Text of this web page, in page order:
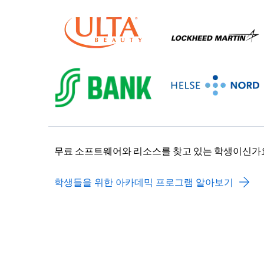
무료 소프트웨어와 리소스를 찾고 있는 학생이신가
학생들을 위한 아카데믹 프로그램 알아보기